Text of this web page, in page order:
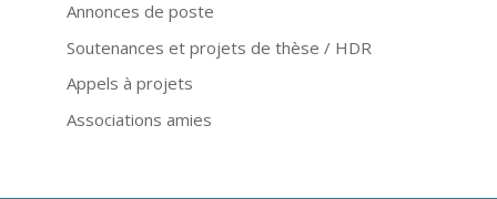
Annonces de poste
Soutenances et projets de thèse / HDR
Appels à projets
Associations amies